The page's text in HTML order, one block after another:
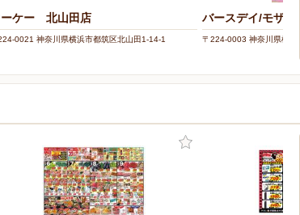
ケー 北山田店
0021 神奈川県横浜市都筑区北山田1-14-1
バースデイ/モザイ
〒224-0003 神奈川県横